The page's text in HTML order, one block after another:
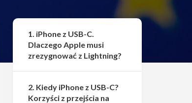
Udostępnij
1. iPhone z USB-C.
Dlaczego Apple musi
zrezygnować z Lightning?
2. Kiedy iPhone z USB-C?
Korzyści z przejścia na